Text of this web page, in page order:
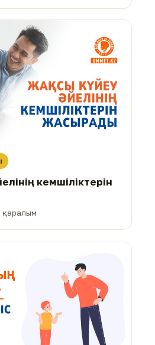
кемшіліктерін
қаралым